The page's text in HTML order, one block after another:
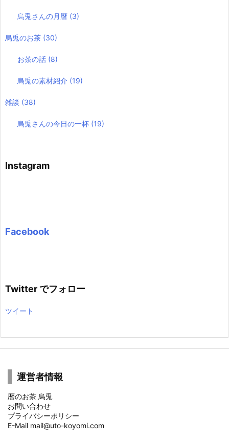
烏兎さんの月暦 (3)
烏兎のお茶 (30)
お茶の話 (8)
烏兎の素材紹介 (19)
雑談 (38)
烏兎さんの今日の一杯 (19)
Instagram
Facebook
Twitter でフォロー
ツイート
運営者情報
暦のお茶 烏兎
お問い合わせ
プライバシーポリシー
E-Mail mail@uto-koyomi.com